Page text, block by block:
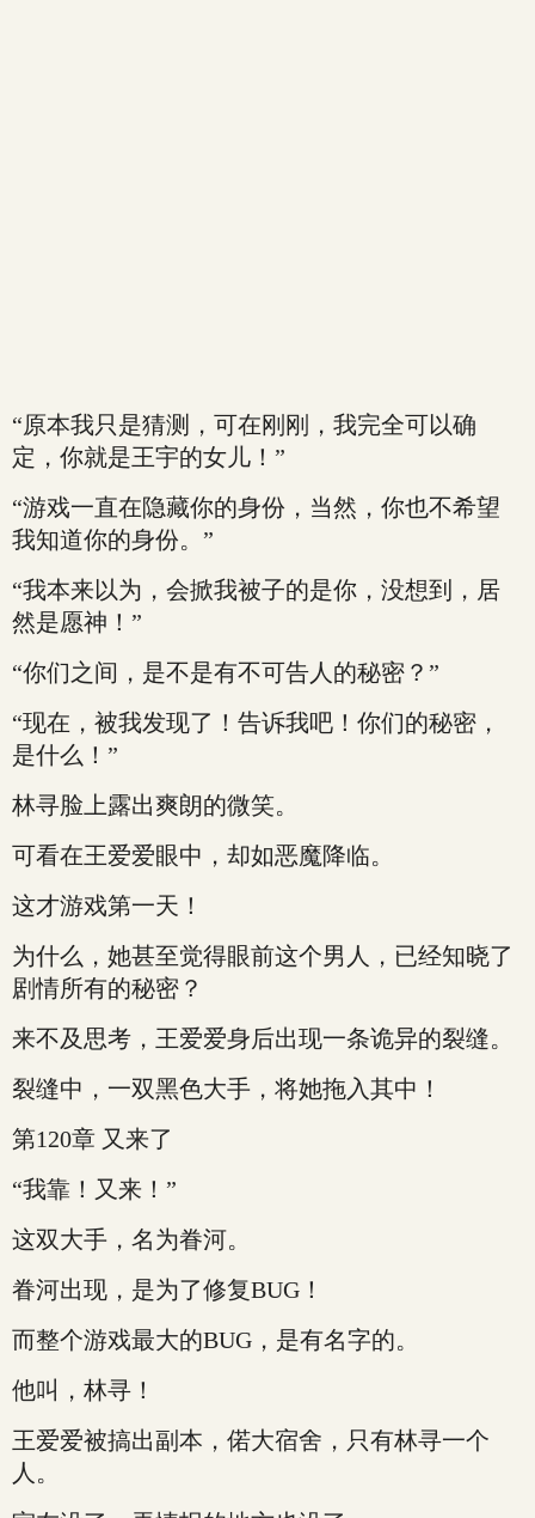
“原本我只是猜测，可在刚刚，我完全可以确
定，你就是王宇的女儿！”
“游戏一直在隐藏你的身份，当然，你也不希望
我知道你的身份。”
“我本来以为，会掀我被子的是你，没想到，居
然是愿神！”
“你们之间，是不是有不可告人的秘密？”
“现在，被我发现了！告诉我吧！你们的秘密，
是什么！”
林寻脸上露出爽朗的微笑。
可看在王爱爱眼中，却如恶魔降临。
这才游戏第一天！
为什么，她甚至觉得眼前这个男人，已经知晓了
剧情所有的秘密？
来不及思考，王爱爱身后出现一条诡异的裂缝。
裂缝中，一双黑色大手，将她拖入其中！
第120章 又来了
“我靠！又来！”
这双大手，名为眷河。
眷河出现，是为了修复BUG！
而整个游戏最大的BUG，是有名字的。
他叫，林寻！
王爱爱被搞出副本，偌大宿舍，只有林寻一个
人。